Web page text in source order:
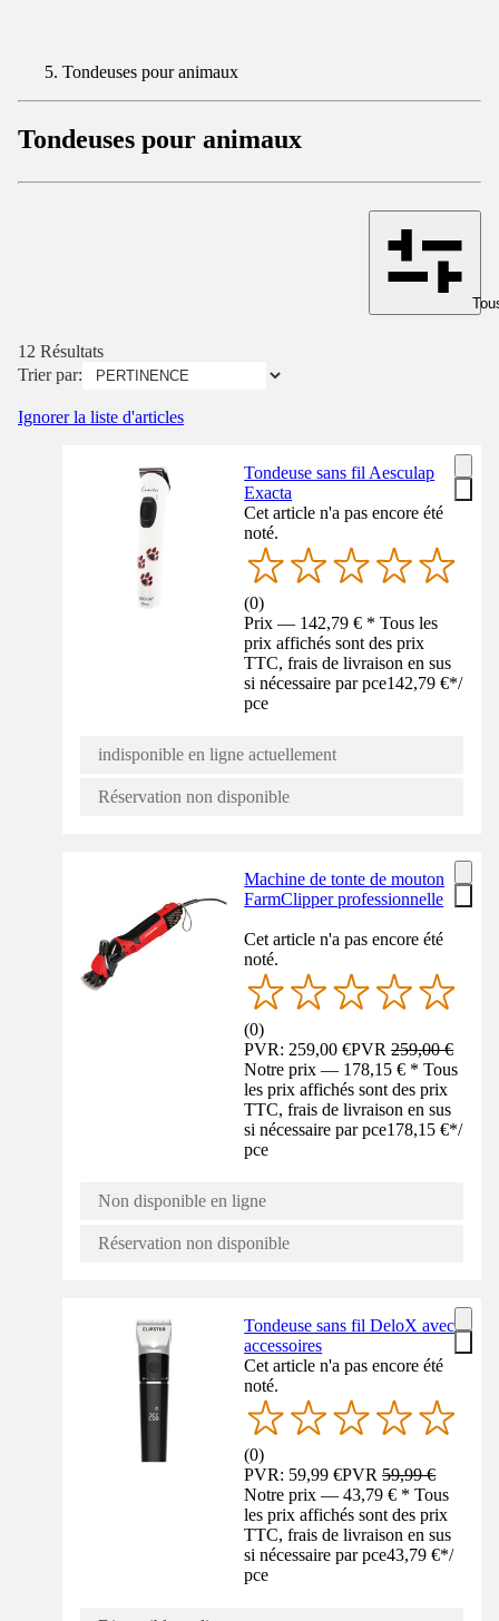
Tondeuses pour animaux
Tondeuses pour animaux
12 Résultats
Trier par:
Ignorer la liste d'articles
Tondeuse sans fil Aesculap
Exacta
Cet article n'a pas encore été
noté.
(0)
Prix — 142,79 € * Tous les
prix affichés sont des prix
TTC, frais de livraison en sus
si nécessaire par pce142,79 €*/
pce
indisponible en ligne actuellement
Réservation non disponible
Machine de tonte de mouton
FarmClipper professionnelle
Cet article n'a pas encore été
noté.
(0)
PVR: 259,00 €PVR259,00 €
Notre prix — 178,15 € * Tous
les prix affichés sont des prix
TTC, frais de livraison en sus
si nécessaire par pce178,15 €*/
pce
Non disponible en ligne
Réservation non disponible
Tondeuse sans fil DeloX avec
accessoires
Cet article n'a pas encore été
noté.
(0)
PVR: 59,99 €PVR59,99 €
Notre prix — 43,79 € * Tous
les prix affichés sont des prix
TTC, frais de livraison en sus
si nécessaire par pce43,79 €*/
pce